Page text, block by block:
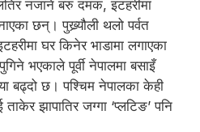
नजाने बरु दमक, इटहरीमा
छन्। पुख्र्यौली थलो पर्वत
घर किनेर भाडामा लगाएका
भएकाले पूर्वी नेपालमा बसाइँ
बढ्दो छ। पश्चिम नेपालका केही
झापातिर जग्गा ‘प्लटिङ’ पनि